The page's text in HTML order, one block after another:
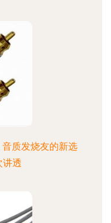
质发烧友的新选
讲透